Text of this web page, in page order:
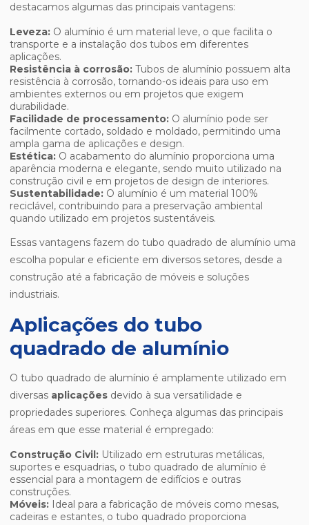
destacamos algumas das principais vantagens:
Leveza: O alumínio é um material leve, o que facilita o
transporte e a instalação dos tubos em diferentes
aplicações.
Resistência à corrosão: Tubos de alumínio possuem alta
resistência à corrosão, tornando-os ideais para uso em
ambientes externos ou em projetos que exigem
durabilidade.
Facilidade de processamento: O alumínio pode ser
facilmente cortado, soldado e moldado, permitindo uma
ampla gama de aplicações e design.
Estética: O acabamento do alumínio proporciona uma
aparência moderna e elegante, sendo muito utilizado na
construção civil e em projetos de design de interiores.
Sustentabilidade: O alumínio é um material 100%
reciclável, contribuindo para a preservação ambiental
quando utilizado em projetos sustentáveis.
Essas vantagens fazem do tubo quadrado de alumínio uma
escolha popular e eficiente em diversos setores, desde a
construção até a fabricação de móveis e soluções
industriais.
Aplicações do tubo
quadrado de alumínio
O tubo quadrado de alumínio é amplamente utilizado em
diversas aplicações devido à sua versatilidade e
propriedades superiores. Conheça algumas das principais
áreas em que esse material é empregado:
Construção Civil: Utilizado em estruturas metálicas,
suportes e esquadrias, o tubo quadrado de alumínio é
essencial para a montagem de edifícios e outras
construções.
Móveis: Ideal para a fabricação de móveis como mesas,
cadeiras e estantes, o tubo quadrado proporciona